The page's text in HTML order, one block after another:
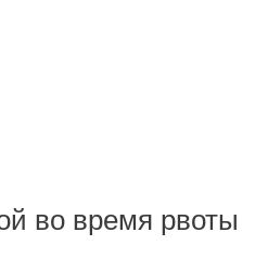
во время рвоты